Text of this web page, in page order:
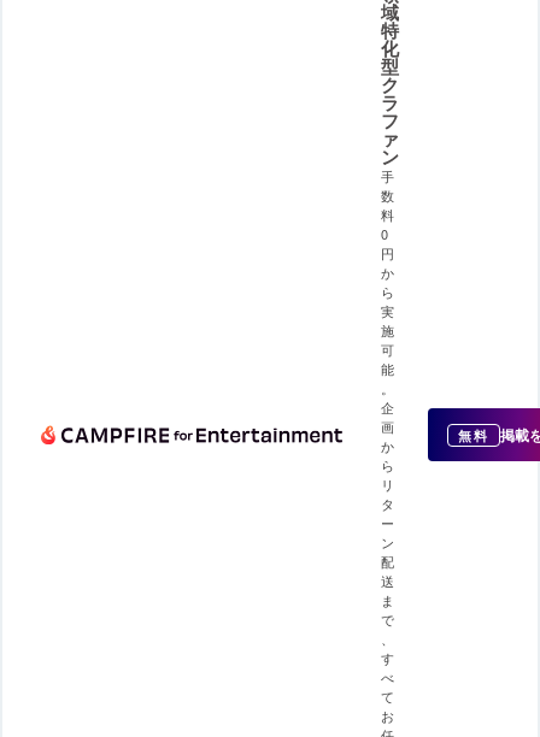
域
特
化
型
ク
ラ
フ
ァ
ン
手
数
料
0
円
か
ら
実
施
可
能
企
画
か
ら
リ
タ
ー
ン
配
送
ま
で
す
べ
て
お
無料 掲載